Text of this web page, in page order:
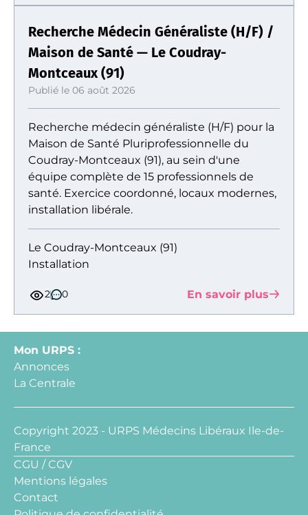
Recherche Médecin Généraliste (H/F) /
Maison de Santé — Le Coudray-
Montceaux (91)
Publié le 06 août 2026
Recherche médecin généraliste (H/F) pour la
Maison de Santé Pluriprofessionnelle du
Coudray-Montceaux (91), au sein d'une
équipe complète de 15 professionnels de
santé. Exercice coordonné, locaux modernes,
installation libérale.
Le Coudray-Montceaux (91)
Installation
2 0 En savoir plus
Mon URPS :
Annonces
La Centrale
Copyright 2023 - URPS Médecins Libéraux Ile-de-
France
CGU / CGV
Mentions légales
Contact